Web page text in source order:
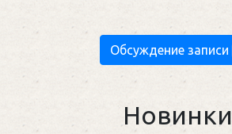
Обсуждение записи
Новинки